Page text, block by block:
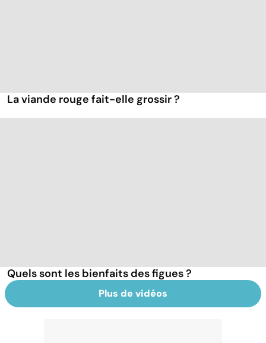
La viande rouge fait-elle grossir ?
Quels sont les bienfaits des figues ?
Plus de vidéos